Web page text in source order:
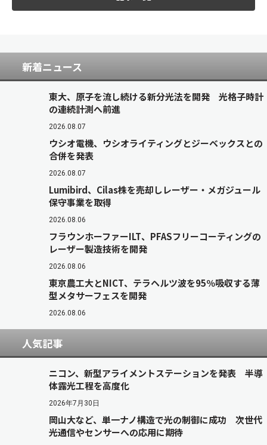
新着ニュース
東大、原子を流し続ける新分光法を開発 光格子時計
の連続計測へ前進
2026.08.07
ウシオ電機、ウシオライティングとジーベックスとの
合併を発表
2026.08.07
Lumibird、Cilas株を売却しレーザー・メガジュール
保守事業を取得
2026.08.06
フラウンホーファーILT、PFASフリーコーティングの
レーザー製造技術を開発
2026.08.06
東京農工大とNICT、テラヘルツ波を95％吸収する薄
型メタサーフェスを開発
2026.08.06
人気記事
ニコン、新型アライメントステーションを発表 半導
体露光工程を高度化
2026年7月30日
岡山大など、単一ナノ構造で光の制御に成功 次世代
光通信やセンサーへの応用に期待